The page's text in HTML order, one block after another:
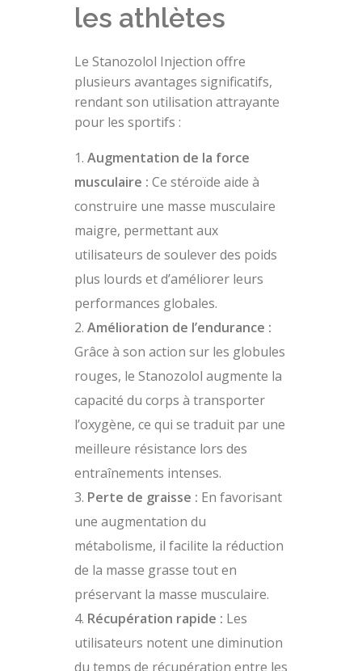
les athlètes
Le Stanozolol Injection offre
plusieurs avantages significatifs,
rendant son utilisation attrayante
pour les sportifs :
Augmentation de la force
musculaire : Ce stéroïde aide à
construire une masse musculaire
maigre, permettant aux
utilisateurs de soulever des poids
plus lourds et d’améliorer leurs
performances globales.
Amélioration de l’endurance :
Grâce à son action sur les globules
rouges, le Stanozolol augmente la
capacité du corps à transporter
l’oxygène, ce qui se traduit par une
meilleure résistance lors des
entraînements intenses.
Perte de graisse : En favorisant
une augmentation du
métabolisme, il facilite la réduction
de la masse grasse tout en
préservant la masse musculaire.
Récupération rapide : Les
utilisateurs notent une diminution
du temps de récupération entre les